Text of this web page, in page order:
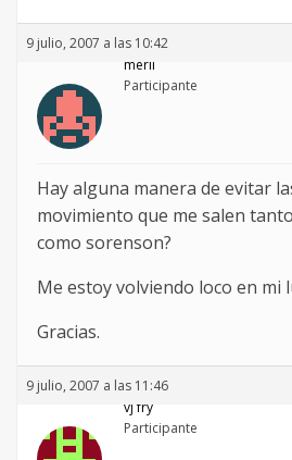
9 julio, 2007 a las 10:42
merlí
Participante
Hay alguna manera de evitar
movimiento que me salen
como sorenson?
Me estoy volviendo loco en mi
Gracias.
9 julio, 2007 a las 11:46
vj fry
Participante